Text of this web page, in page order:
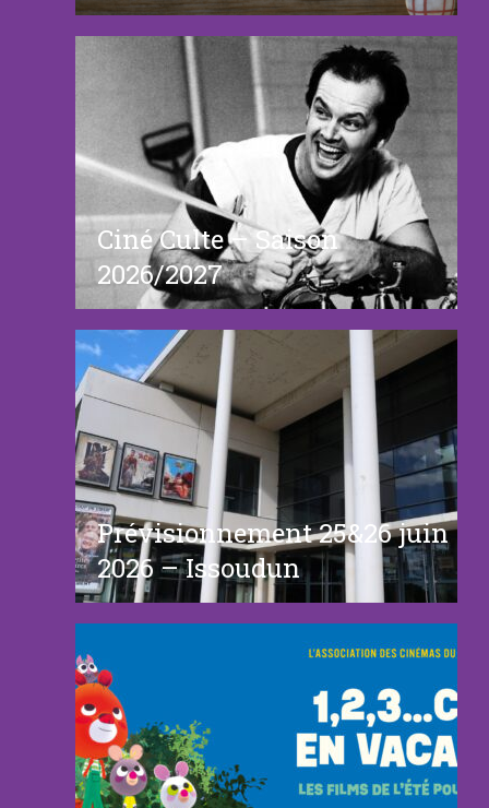
Ciné Culte – Saison
2026/2027
Prévisionnement 25&26 juin
2026 – Issoudun